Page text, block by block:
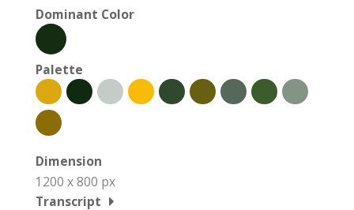
Dominant Color
Palette
Dimension
1200 x 800 px
Transcript